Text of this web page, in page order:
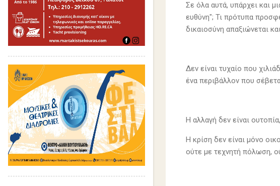
Σε όλα αυτά, υπάρχει και
ευθύνη"; Τι πρότυπα
δικαιοσύνη απαξιώνεται
Δεν είναι τυχαίο που
ένα περιβάλλον που
Η αλλαγή δεν είναι
Η κρίση δεν είναι μόνο
ούτε με τεχνητή πόλωση,